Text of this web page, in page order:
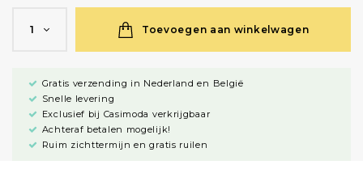
1 Toevoegen aan winkelwagen
Gratis verzending in Nederland en België
Snelle levering
Exclusief bij Casimoda verkrijgbaar
Achteraf betalen mogelijk!
Ruim zichttermijn en gratis ruilen